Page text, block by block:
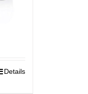
Details